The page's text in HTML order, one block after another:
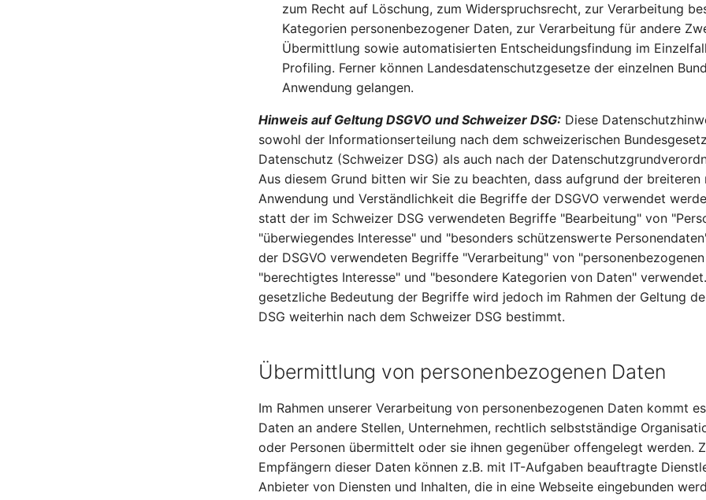
zum Recht auf Löschung, zum Widerspruchsrecht, zur Verarbeitung
Kategorien personenbezogener Daten, zur Verarbeitung für andere
Übermittlung sowie automatisierten Entscheidungsfindung im
Profiling. Ferner können Landesdatenschutzgesetze der einzelnen
Anwendung gelangen.
Hinweis auf Geltung DSGVO und Schweizer DSG: Diese
sowohl der Informationserteilung nach dem schweizerischen
Datenschutz (Schweizer DSG) als auch nach der
Aus diesem Grund bitten wir Sie zu beachten, dass aufgrund der breiteren
Anwendung und Verständlichkeit die Begriffe der DSGVO verwendet
statt der im Schweizer DSG verwendeten Begriffe "Bearbeitung" von
"überwiegendes Interesse" und "besonders schützenswerte
der DSGVO verwendeten Begriffe "Verarbeitung" von
"berechtigtes Interesse" und "besondere Kategorien von Daten"
gesetzliche Bedeutung der Begriffe wird jedoch im Rahmen der Geltung
DSG weiterhin nach dem Schweizer DSG bestimmt.
Übermittlung von personenbezogenen Daten
Im Rahmen unserer Verarbeitung von personenbezogenen Daten kommt
Daten an andere Stellen, Unternehmen, rechtlich selbstständige
oder Personen übermittelt oder sie ihnen gegenüber offengelegt werden.
Empfängern dieser Daten können z.B. mit IT-Aufgaben beauftragte
Anbieter von Diensten und Inhalten, die in eine Webseite eingebunden